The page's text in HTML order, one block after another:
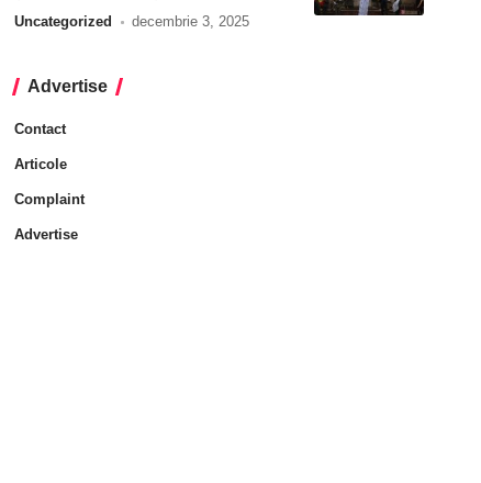
Uncategorized decembrie 3, 2025
Advertise
Contact
Articole
Complaint
Advertise